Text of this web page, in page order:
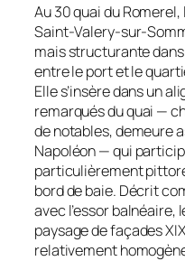
Au 30 quai du
mais structurante
entre le port et le
Elle s’insère dans un
remarqués du quai —
de notables, demeure
Napoléon — qui
particulièrement
bord de baie. Décrit
avec l’essor balnéaire,
paysage de façades
relativement